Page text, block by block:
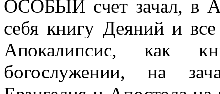
ОСОБЫЙ счет зачал, в
себя книгу Деяний и
Апокалипсис, как
богослужении, на